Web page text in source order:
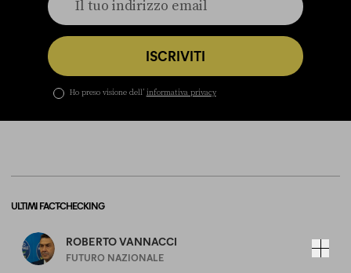
ISCRIVITI
Ho preso visione dell’ informativa privacy
ULTIMI FACT-CHECKING
ROBERTO VANNACCI
FUTURO NAZIONALE